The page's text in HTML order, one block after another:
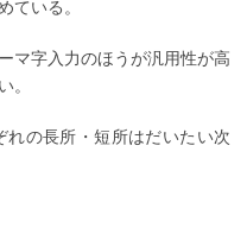
ている。
マ字入力のほうが汎用性が高
。
れの長所・短所はだいたい次